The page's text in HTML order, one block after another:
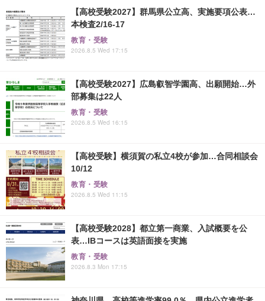
【高校受験2027】群馬県公立高、実施要項公表…
本検査2/16-17
教育・受験
2026.8.5 Wed 17:15
【高校受験2027】広島叡智学園高、出願開始…外
部募集は22人
教育・受験
2026.8.5 Wed 16:15
【高校受験】横須賀の私立4校が参加…合同相談会
10/12
教育・受験
2026.8.5 Wed 11:15
【高校受験2028】都立第一商業、入試概要を公
表…IBコースは英語面接を実施
教育・受験
2026.8.3 Mon 17:15